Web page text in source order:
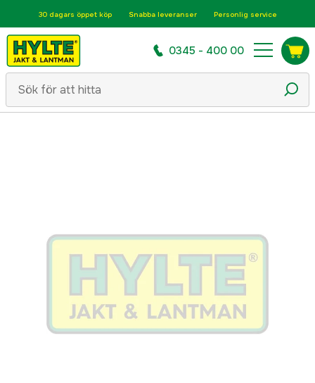
30 dagars öppet köp Snabba leveranser Personlig service
0345 - 400 00